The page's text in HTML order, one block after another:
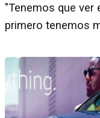
"Tenemos que ver
primero tenemos